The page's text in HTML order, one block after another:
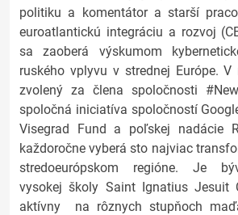
politiku a komentátor a starší
euroatlantickú integráciu a rozvoj
sa zaoberá výskumom
ruského vplyvu v strednej Európe.
zvolený za člena spoločnosti
spoločná iniciatíva spoločností
Visegrad Fund a poľskej nadácie
každoročne vyberá sto najviac
stredoeurópskom regióne. Je
vysokej školy Saint Ignatius Jesuit
aktívny na rôznych stupňoch